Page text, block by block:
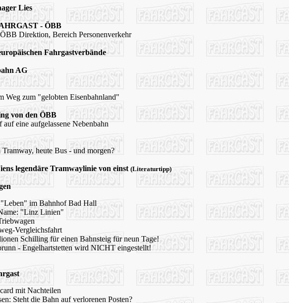
Lies
- ÖBB
Direktion, Bereich Personenverkehr
Fahrgastverbände
AG
Weg zum "gelobten Eisenbahnland"
von den ÖBB
auf eine aufgelassene Nebenbahn
Tramway, heute Bus - und morgen?
legendäre Tramwaylinie von einst (Literaturtipp)
im Bahnhof Bad Hall
"Linz Linien"
Vergleichsfahrt
Schilling für einen Bahnsteig für neun Tage!
- Engelhartstetten wird NICHT eingestellt!
mit Nachteilen
Steht die Bahn auf verlorenen Posten?